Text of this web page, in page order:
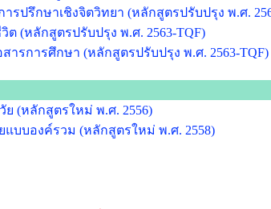
รึกษาเชิงจิตวิทยา (หลักสูตรปรับปรุง พ.ศ.
(หลักสูตรปรับปรุง พ.ศ. 2563-TQF)
รการศึกษา (หลักสูตรปรับปรุง พ.ศ. 2563-TQF)
(หลักสูตรใหม่ พ.ศ. 2556)
บบองค์รวม (หลักสูตรใหม่ พ.ศ. 2558)